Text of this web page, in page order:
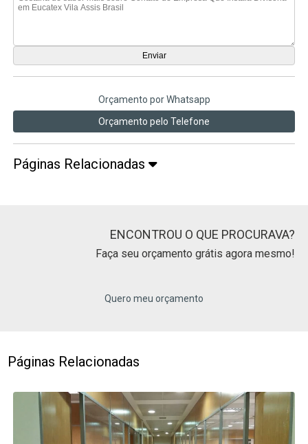
Orçamento por Whatsapp
Orçamento pelo Telefone
Páginas Relacionadas
ENCONTROU O QUE PROCURAVA?
Faça seu orçamento grátis agora mesmo!
Quero meu orçamento
Páginas Relacionadas